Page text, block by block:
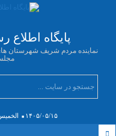
پایگاه
نماینده مردم شریف شهرستان
۱۴۰۵/۰۵/۱۵ الخميس ۲۱ صفر